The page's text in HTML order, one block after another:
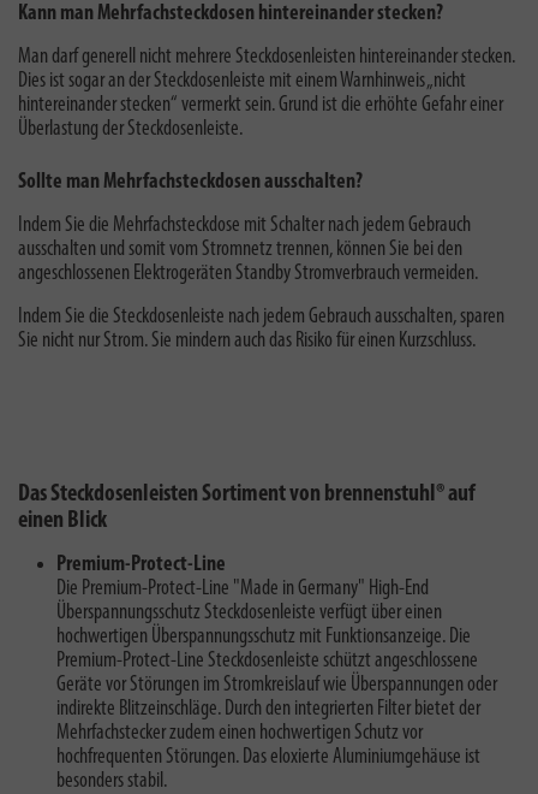
Kann man Mehrfachsteckdosen hintereinander stecken?
Man darf generell nicht mehrere Steckdosenleisten hintereinander stecken.
Dies ist sogar an der Steckdosenleiste mit einem Warnhinweis „nicht
hintereinander stecken“ vermerkt sein. Grund ist die erhöhte Gefahr einer
Überlastung der Steckdosenleiste.
Sollte man Mehrfachsteckdosen ausschalten?
Indem Sie die Mehrfachsteckdose mit Schalter nach jedem Gebrauch
ausschalten und somit vom Stromnetz trennen, können Sie bei den
angeschlossenen Elektrogeräten Standby Stromverbrauch vermeiden.
Indem Sie die Steckdosenleiste nach jedem Gebrauch ausschalten,sparen
Sie nicht nur Strom. Sie mindern auch das Risiko für einen Kurzschluss.
Das Steckdosenleisten Sortiment von brennenstuhl® auf
einen Blick
Premium-Protect-Line
Die Premium-Protect-Line "Made in Germany" High-End
Überspannungsschutz Steckdosenleiste verfügt über einen
hochwertigen Überspannungsschutz mit Funktionsanzeige. Die
Premium-Protect-Line Steckdosenleiste schützt angeschlossene
Geräte vor Störungen im Stromkreislauf wie Überspannungen oder
indirekte Blitzeinschläge. Durch den integrierten Filter bietet der
Mehrfachstecker zudem einen hochwertigen Schutz vor
hochfrequenten Störungen. Das eloxierte Aluminiumgehäuse ist
besonders stabil.